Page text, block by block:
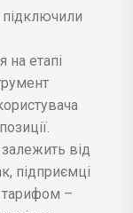
підключили
на етапі
від
підприємці
–